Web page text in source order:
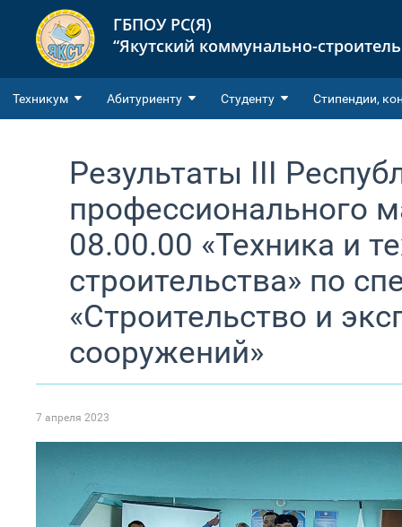
ГБПОУ РС(Я)
“Якутский коммунально-
Техникум Абитуриенту Студенту Cтипендии,
Результаты III
профессионального
08.00.00 «Техника и
строительства» по
«Строительство и
сооружений»
7 апреля 2023